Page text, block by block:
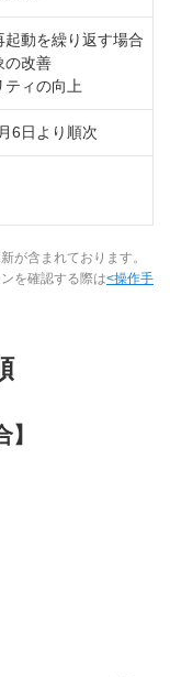
起動を繰り返す場合
の改善
ティの向上
6日より順次
が含まれております。
を確認する際は<操作手